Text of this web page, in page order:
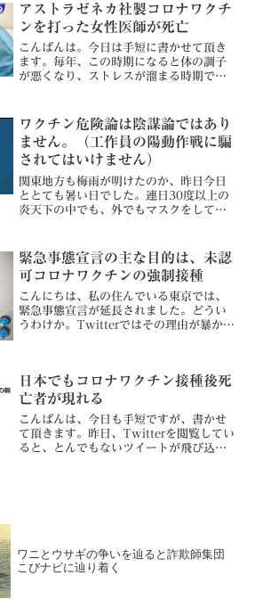
す。とくに「デマ太郎」...
アストラゼネカ社製コロナワクチ
ンを打った女性医師が死亡
こんばんは。今日は手短に書かせて頂き
ます。毎年、この時期になると体の調子
が悪くなり、ストレスが溜まる時期でも
殆ど無縁となりました。しかしながら、
世の中は色々な出来...
ワクチン危険論は陰謀論ではあり
ません。（工作員の陽動作戦に騙
されてはいけません）
関東地方も梅雨が明けたのか、昨日今日
ととても暑い日でした。連日30度以上の
炎天下の中でも、外でもマスクをしてい
チンが危険だと広まり、数多くの人が接
種を見送っていますが、...
緊急事態宣言の主な目的は、未認
可コロナワクチンの強制接種
こんにちは、私の住んでいる東京では、
緊急事態宣言が延長されました。どうい
うわけか。Twitterではその理由が暴かれ
にそうしたと...
日本でもコロナワクチン接種後死
亡者が現れる
こんばんは、今日も手短ですが、書かせ
て頂きます。昨日、Twitterを閲覧してい
ると、とんでもないツイートが飛び込ん
ワニとウサギの争いを辿ると詐欺師集団
こびナビに辿り着く